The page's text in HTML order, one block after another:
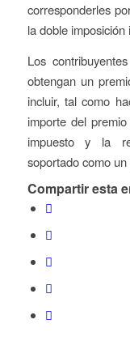
corresponderles
la doble imposición
Los
obtengan un
incluir, tal como
importe del
impuesto y la
soportado como
Compartir esta